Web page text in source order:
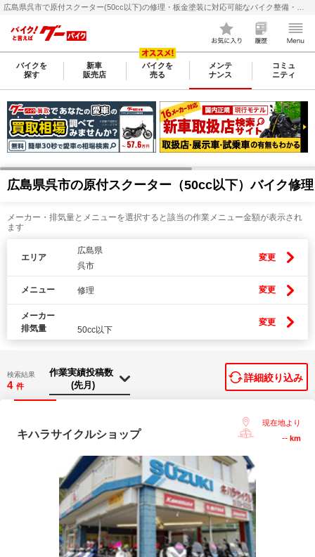
バイクを
探す
新車
販売店
バイクを
売る
メンテ
ナンス
コミュ
ニティ
広島県呉市の原付スクーター（50cc以下）バイク修
メーカー・排気量とメニューを選択すると該当の作業メニュー金額が表示され
ます
エリア
広島県
呉市
変更
メニュー 修理 変更
メーカー
排気量
50cc以下
変更
検索結果
4 件
詳細絞り込み
キハラサイクルショップ
現在地より
-- km